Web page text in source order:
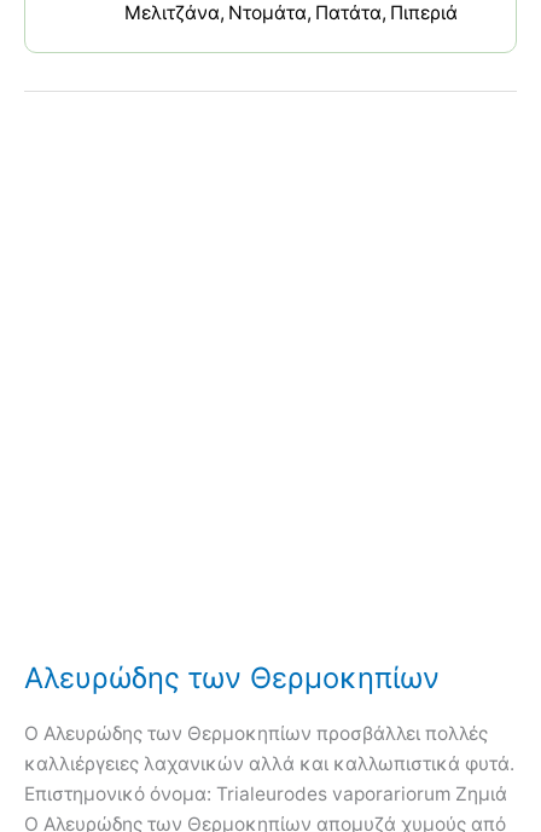
Μελιτζάνα Ντομάτα Πατάτα Πιπεριά
Αλευρώδης των Θερμοκηπίων
Ο Αλευρώδης των Θερμοκηπίων προσβάλλει πολλές
καλλιέργειες λαχανικών αλλά και καλλωπιστικά φυτά.
Επιστημονικό όνομα: Trialeurodes vaporariorum Ζημιά
Ο Αλευρώδης των Θερμοκηπίων απομυζά χυμούς από